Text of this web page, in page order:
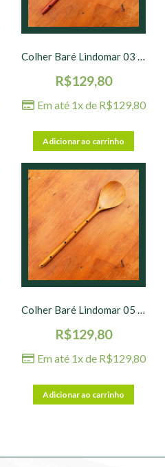
Colher Baré Lindomar 03 – 40 x 7 cm
R$129,80
Em até 1x de R$129,80
Adicionar ao carrinho
Colher Baré Lindomar 05 – 40 x 7 cm
R$129,80
Em até 1x de R$129,80
Adicionar ao carrinho